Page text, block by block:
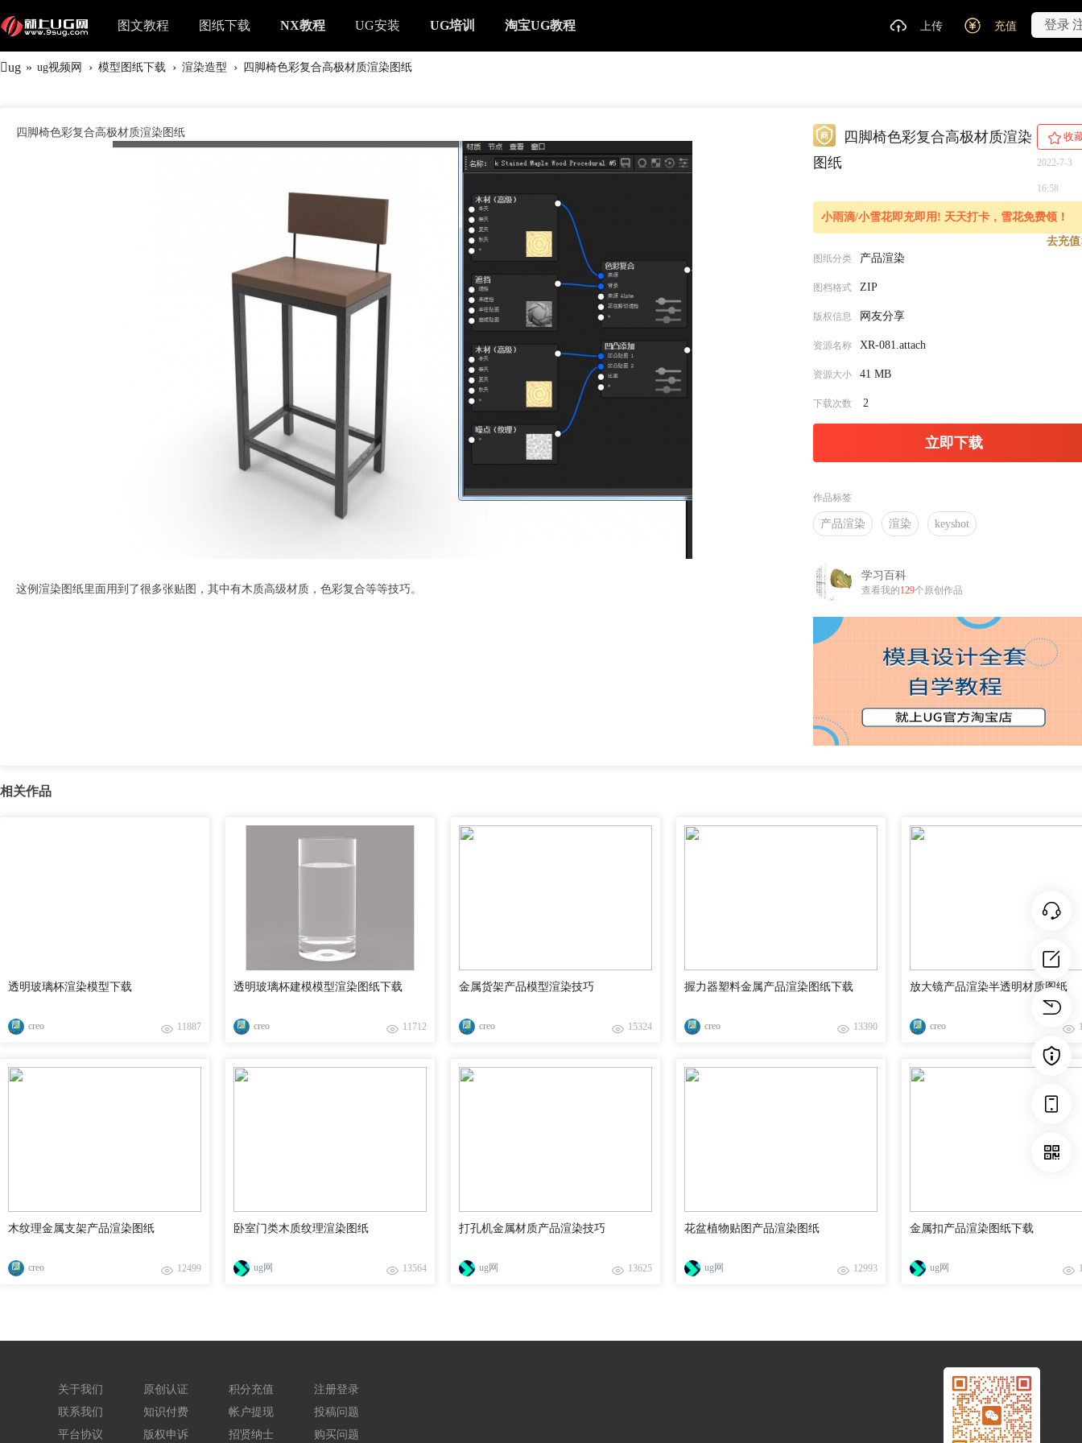
图文教程 图纸下载 NX教程 UG安装 UG培训 淘宝UG教程 登录
上传 充值
ug » ug视频网 › 模型图纸下载 › 渲染造型 › 四脚椅色彩复合高极材质渲染图纸
四脚椅色彩复合高极材质渲染图纸
这例渲染图纸里面用到了很多张贴图，其中有木质高级材质，色彩复合等等技巧。
四脚椅色彩复合高极材质渲染
图纸
收
2022-7-3
16:58
小雨滴/小雪花即充即用! 天天打卡，雪花免费领！
去充
图纸分类 产品渲染
图档格式 ZIP
版权信息 网友分享
资源名称 XR-081.attach
资源大小 41 MB
下载次数 2
立即下载
作品标签
产品渲染 渲染 keyshot
学习百科
查看我的129个原创作品
相关作品
透明玻璃杯渲染模型下载
creo 11887
透明玻璃杯建模模型渲染图纸下载
creo 11712
金属货架产品模型渲染技巧
creo 15324
握力器塑料金属产品渲染图纸下载
creo 13390
放大镜产品渲染半透明材质图纸
creo
木纹理金属支架产品渲染图纸
creo 12499
卧室门类木质纹理渲染图纸
ug网 13564
打孔机金属材质产品渲染技巧
ug网 13625
花盆植物贴图产品渲染图纸
ug网 12993
金属扣产品渲染图纸下载
ug网
关于我们
联系我们
平台协议
原创认证
知识付费
版权申诉
积分充值
帐户提现
招贤纳士
注册登录
投稿问题
购买问题